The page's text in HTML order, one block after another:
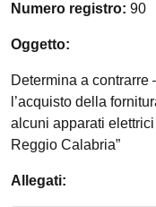
Numero registro: 90
Oggetto:
Determina a contrarre
l’acquisto della
alcuni apparati
Reggio Calabria”
Allegati: